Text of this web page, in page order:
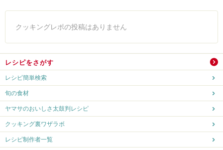
クッキングレポの投稿はありません
レシピをさがす
レシピ簡単検索
旬の食材
ヤマサのおいしさ太鼓判レシピ
クッキング裏ワザラボ
レシピ制作者一覧